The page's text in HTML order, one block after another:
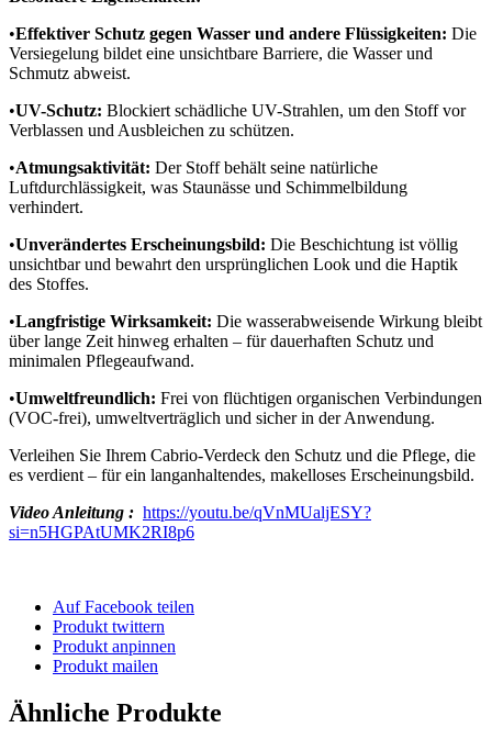
•Effektiver Schutz gegen Wasser und andere Flüssigkeiten: Die
Versiegelung bildet eine unsichtbare Barriere, die Wasser und
Schmutz abweist.
•UV-Schutz: Blockiert schädliche UV-Strahlen, um den Stoff vor
Verblassen und Ausbleichen zu schützen.
•Atmungsaktivität: Der Stoff behält seine natürliche
Luftdurchlässigkeit, was Staunässe und Schimmelbildung
verhindert.
•Unverändertes Erscheinungsbild: Die Beschichtung ist völlig
unsichtbar und bewahrt den ursprünglichen Look und die Haptik
des Stoffes.
•Langfristige Wirksamkeit: Die wasserabweisende Wirkung bleibt
über lange Zeit hinweg erhalten – für dauerhaften Schutz und
minimalen Pflegeaufwand.
•Umweltfreundlich: Frei von flüchtigen organischen Verbindungen
(VOC-frei), umweltverträglich und sicher in der Anwendung.
Verleihen Sie Ihrem Cabrio-Verdeck den Schutz und die Pflege, die
es verdient – für ein langanhaltendes, makelloses Erscheinungsbild.
Video Anleitung : https://youtu.be/qVnMUaljESY?
si=n5HGPAtUMK2RI8p6
Auf Facebook teilen
Produkt twittern
Produkt anpinnen
Produkt mailen
Ähnliche Produkte